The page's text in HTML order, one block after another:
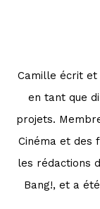
Camille écrit
en tant que
projets.
Cinéma et des
les rédactions
Bang!, et a